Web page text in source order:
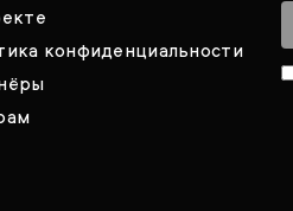
конфиденциальности